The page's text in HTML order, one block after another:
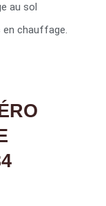
au sol
en chauffage.